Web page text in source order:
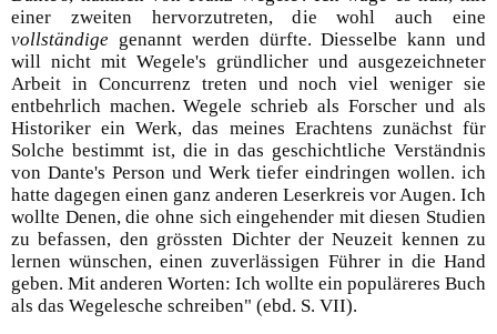
einer zweiten hervorzutreten, die wohl auch eine
vollständige genannt werden dürfte. Diesselbe kann und
will nicht mit Wegele's gründlicher und ausgezeichneter
Arbeit in Concurrenz treten und noch viel weniger sie
entbehrlich machen. Wegele schrieb als Forscher und als
Historiker ein Werk, das meines Erachtens zunächst für
Solche bestimmt ist, die in das geschichtliche Verständnis
von Dante's Person und Werk tiefer eindringen wollen. ich
hatte dagegen einen ganz anderen Leserkreis vor Augen. Ich
wollte Denen, die ohne sich eingehender mit diesen Studien
zu befassen, den grössten Dichter der Neuzeit kennen zu
lernen wünschen, einen zuverlässigen Führer in die Hand
geben. Mit anderen Worten: Ich wollte ein populäreres Buch
als das Wegelesche schreiben" (ebd. S. VII).